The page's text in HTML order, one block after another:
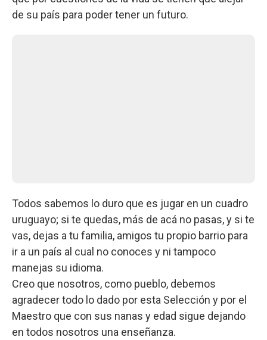
de su país para poder tener un futuro.
Todos sabemos lo duro que es jugar en un cuadro
uruguayo; si te quedas, más de acá no pasas, y si te
vas, dejas a tu familia, amigos tu propio barrio para
ir a un país al cual no conoces y ni tampoco
manejas su idioma.
Creo que nosotros, como pueblo, debemos
agradecer todo lo dado por esta Selección y por el
Maestro que con sus nanas y edad sigue dejando
en todos nosotros una enseñanza.